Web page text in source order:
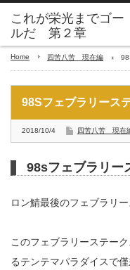
これが栄光までゴー
ルだ 第２章
Home 四苦八苦 現在編
98Sフェブラリース
2018/10/4 四苦八苦 現在
98sフェブラリー
ロン鯖最後のフェブラリー
このフェブラリーステー
るテンテマパラダイスで